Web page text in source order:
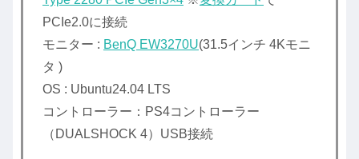
PCIe2.0に接続
モニター : BenQ EW3270U(31.5インチ 4Kモニ
タ )
OS : Ubuntu24.04 LTS
コントローラー：PS4コントローラー
（DUALSHOCK 4）USB接続